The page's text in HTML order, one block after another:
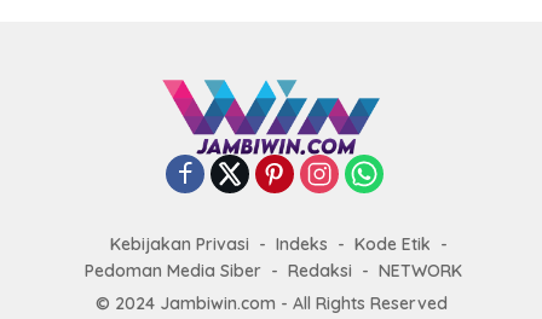
Kebijakan Privasi Indeks
Kode Etik
Pedoman Media Siber
Redaksi
NETWORK
© 2024 Jambiwin.com - All Rights Reserved